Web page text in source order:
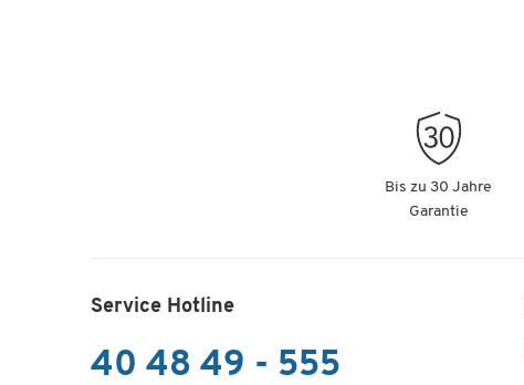
Bis zu 30 Jahre
Garantie
Service Hotline
40 48 49 - 555